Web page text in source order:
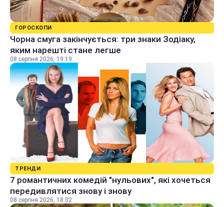
ГОРОСКОПИ
Чорна смуга закінчується: три знаки Зодіаку,
яким нарешті стане легше
08 серпня 2026, 19:19
ТРЕНДИ
7 романтичних комедій "нульових", які хочеться
передивлятися знову і знову
08 серпня 2026, 18:02